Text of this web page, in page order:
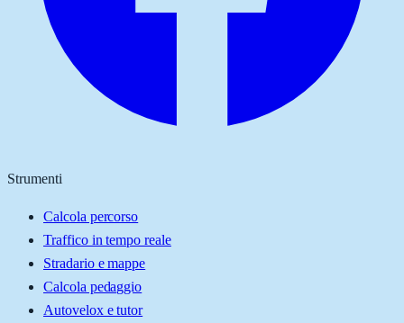
Strumenti
Calcola percorso
Traffico in tempo reale
Stradario e mappe
Calcola pedaggio
Autovelox e tutor